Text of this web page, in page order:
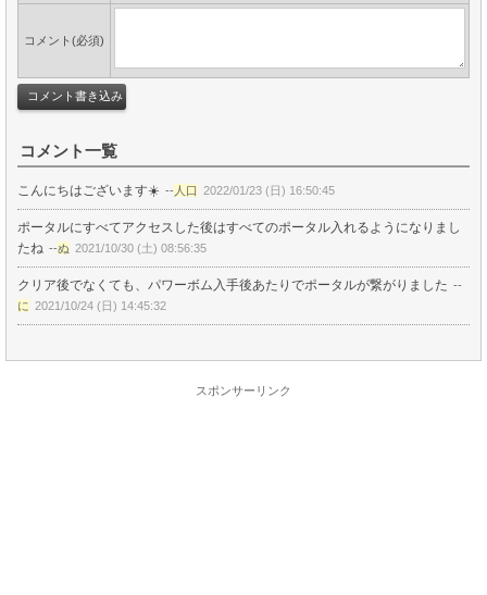
コメント(必須)
コメント一覧
こんにちはございます☀️ -- 人口 2022/01/23 (日) 16:50:45
ポータルにすべてアクセスした後はすべてのポータル入れるようになりまし
たね --ぬ 2021/10/30 (土) 08:56:35
クリア後でなくても、パワーボム入手後あたりでポータルが繋がりました --
に 2021/10/24 (日) 14:45:32
スポンサーリンク